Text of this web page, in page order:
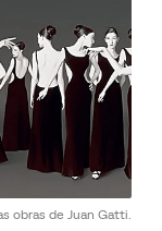
obras de Juan Gatti.